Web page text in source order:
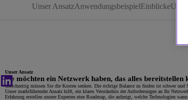
Unser AnsatzAnwendungsbeispielEinblicke
Unser Ansatz
Sie möchten ein Netzwerk haben, das alles
Gleichzeitig müssen Sie die Kosten senken. Die richtige Balance zu finden ist schwer und
Unser marktführender Ansatz hilft, ein klares Verständnis der Anforderungen an Ihr
Erfahrung erstellen unsere Experten eine Roadmap, die aufzeigt, welche Technologien